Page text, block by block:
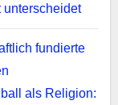
unterscheidet
fundierte
als Religion: